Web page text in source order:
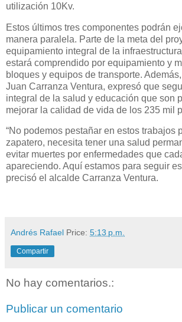
utilización 10Kv.
Estos últimos tres componentes podrán
manera paralela. Parte de la meta del
equipamiento integral de la
estará comprendido por equipamiento y
bloques y equipos de transporte.
Juan Carranza Ventura, expresó que
integral de la salud y educación que son
mejorar la calidad de vida de los 235 mil
“No podemos pestañar en estos trabajos
zapatero, necesita tener una salud
evitar muertes por enfermedades que
apareciendo. Aquí estamos para seguir
precisó el alcalde Carranza Ventura.
Andrés Rafael Price: 5:13 p.m.
Compartir
No hay comentarios.:
Publicar un comentario